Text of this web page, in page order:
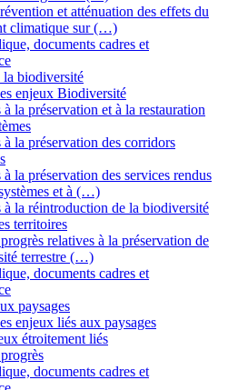
et atténuation des effets du
climatique sur (…)
documents cadres et
la biodiversité
enjeux Biodiversité
la préservation et à la restauration
la préservation des corridors
la préservation des services rendus
et à (…)
à la réintroduction de la biodiversité
territoires
relatives à la préservation de
terrestre (…)
documents cadres et
paysages
enjeux liés aux paysages
étroitement liés
documents cadres et